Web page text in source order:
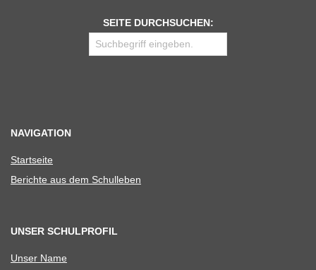
SEITE DURCHSUCHEN:
NAVIGATION
Start­seite
Berichte aus dem Schulleben
UNSER SCHULPROFIL
Unser Name